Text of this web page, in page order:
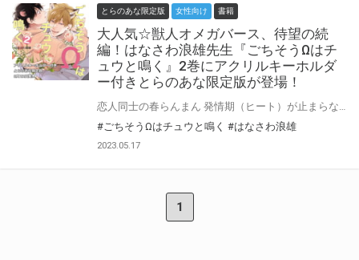
とらのあな限定版 女性向け 書籍
大人気☆獣人オメガバース、待望の続
編！はなさわ浪雄先生『ごちそうΩはチ
ュウと鳴く』2巻にアクリルキーホルダ
ー付きとらのあな限定版が登場！
#ごちそうΩはチュウと鳴く #はなさわ浪雄
2023.05.17
1